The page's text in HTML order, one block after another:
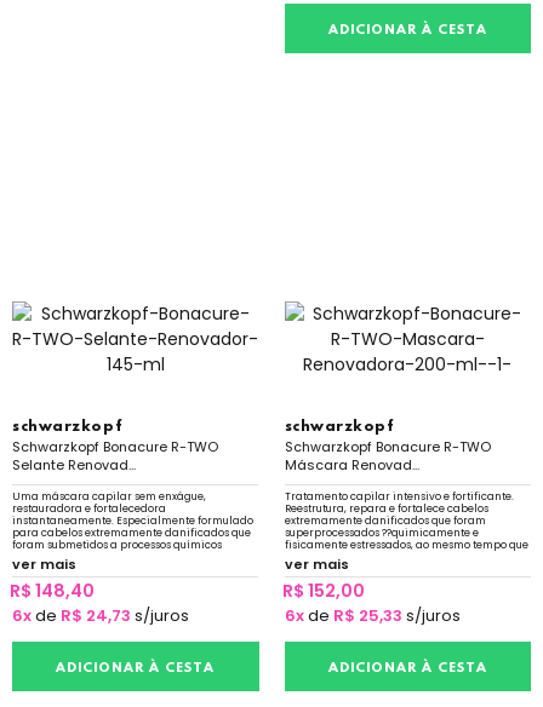
ADICIONAR À CESTA
schwarzkopf
Schwarzkopf Bonacure R-TWO
Selante Renovad...
Uma máscara capilar sem enxágue,
restauradora e fortalecedora
instantaneamente. Especialmente formulado
para cabelos extremamente danificados que
foram submetidos a processos químicos
excessivos e fisicamente estressados
ver mais
R$ 148,40
6xde R$ 24,73 s/juros
ADICIONAR À CESTA
schwarzkopf
Schwarzkopf Bonacure R-TWO
Máscara Renovad...
Tratamento capilar intensivo e fortificante.
Reestrutura, repara e fortalece cabelos
extremamente danificados que foram
superprocessados ??quimicamente e
fisicamente estressados, ao mesmo tempo que
desembaraça, nutre e melhora a
penteabilidade.
ver mais
R$ 152,00
6xde R$ 25,33 s/juros
ADICIONAR À CESTA